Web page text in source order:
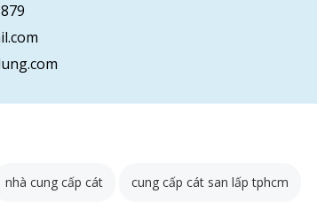
nhà cung cấp cát cung cấp cát san lấp tphcm